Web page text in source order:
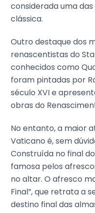
considerada uma
clássica.
Outro destaque dos
renascentistas do
conhecidos como
foram pintadas por
século XVI e
obras do
No entanto, a maior
Vaticano é, sem
Construída no final
famosa pelos
no altar. O afresco
Final”, que retrata a
destino final das